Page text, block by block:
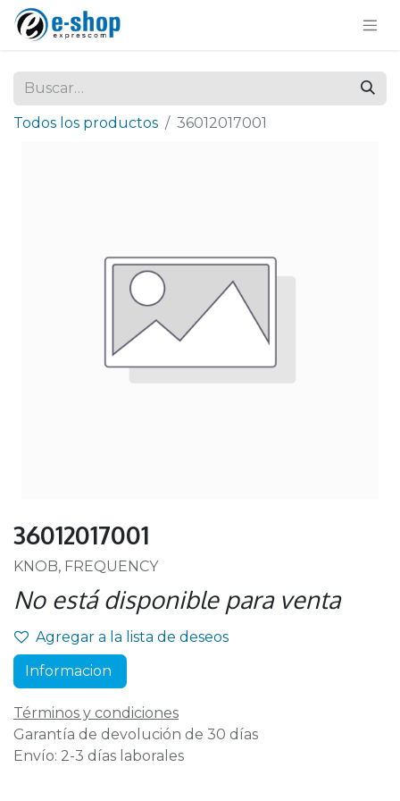
Todos los productos 36012017001
36012017001
KNOB, FREQUENCY
No está disponible para venta
Agregar a la lista de deseos
Informacion
Términos y condiciones
Garantía de devolución de 30 días
Envío: 2-3 días laborales